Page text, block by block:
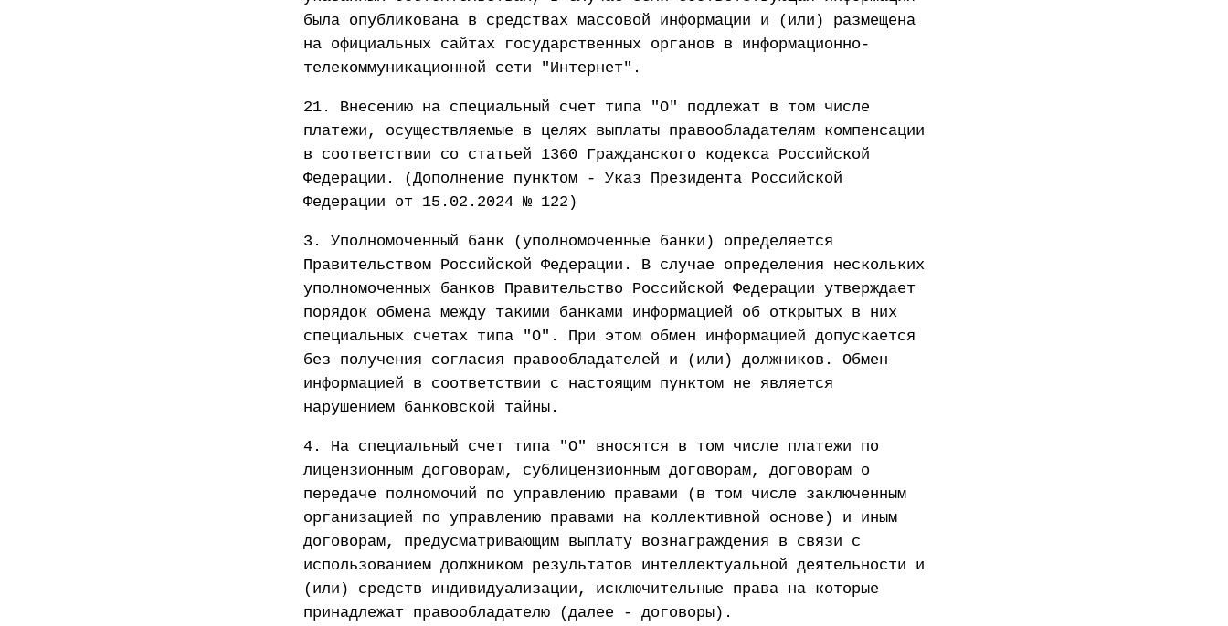
была опубликована в средствах массовой информации и (или) размещена
на официальных сайтах государственных органов в информационно-
телекоммуникационной сети "Интернет".
21. Внесению на специальный счет типа "О" подлежат в том числе
платежи, осуществляемые в целях выплаты правообладателям компенсации
в соответствии со статьей 1360 Гражданского кодекса Российской
Федерации. (Дополнение пунктом - Указ Президента Российской
Федерации от 15.02.2024 № 122)
3. Уполномоченный банк (уполномоченные банки) определяется
Правительством Российской Федерации. В случае определения нескольких
уполномоченных банков Правительство Российской Федерации утверждает
порядок обмена между такими банками информацией об открытых в них
специальных счетах типа "О". При этом обмен информацией допускается
без получения согласия правообладателей и (или) должников. Обмен
информацией в соответствии с настоящим пунктом не является
нарушением банковской тайны.
4. На специальный счет типа "О" вносятся в том числе платежи по
лицензионным договорам, сублицензионным договорам, договорам о
передаче полномочий по управлению правами (в том числе заключенным
организацией по управлению правами на коллективной основе) и иным
договорам, предусматривающим выплату вознаграждения в связи с
использованием должником результатов интеллектуальной деятельности и
(или) средств индивидуализации, исключительные права на которые
принадлежат правообладателю (далее - договоры).